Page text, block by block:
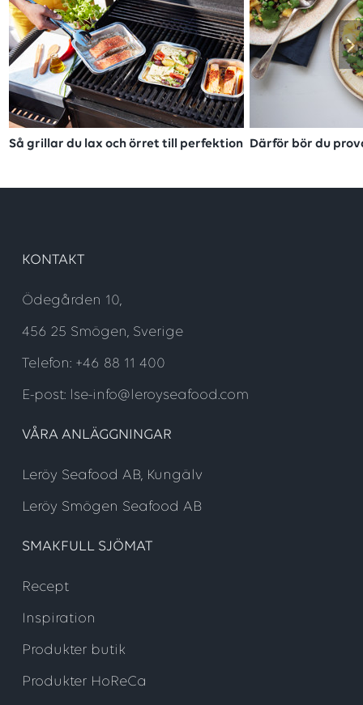
Så grillar du lax och örret till perfektion Därför bör du
KONTAKT
Ödegården 10,
456 25 Smögen, Sverige
Telefon: +46 88 11 400
E-post: lse-info@leroyseafood.com
VÅRA ANLÄGGNINGAR
Leröy Seafood AB, Kungälv
Leröy Smögen Seafood AB
SMAKFULL SJÖMAT
Recept
Inspiration
Produkter butik
Produkter HoReCa